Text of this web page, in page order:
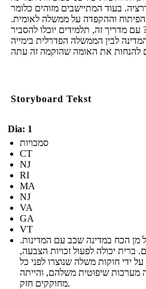
בעוד המתיישבים מזוהים כלומר
וההקפדה על ממשלה לאומית.
עם מדריך זה, תלמידים יוכלו להסביר
לבין הממשלה הפדרלית בימייה
Storyboard Tekst
Dia: 1
סמכויות
CT
NJ
RI
MA
NJ
VA
GA
VT
מן הכח במדינה שכב עם המדינות.
ברית יכולה לפעול זכויות הצבעה,
ידי חוקות משלה שנוצרו לפני כל
מערכות שיפוטית משלהם, והייתה
מחוקקים חזק.